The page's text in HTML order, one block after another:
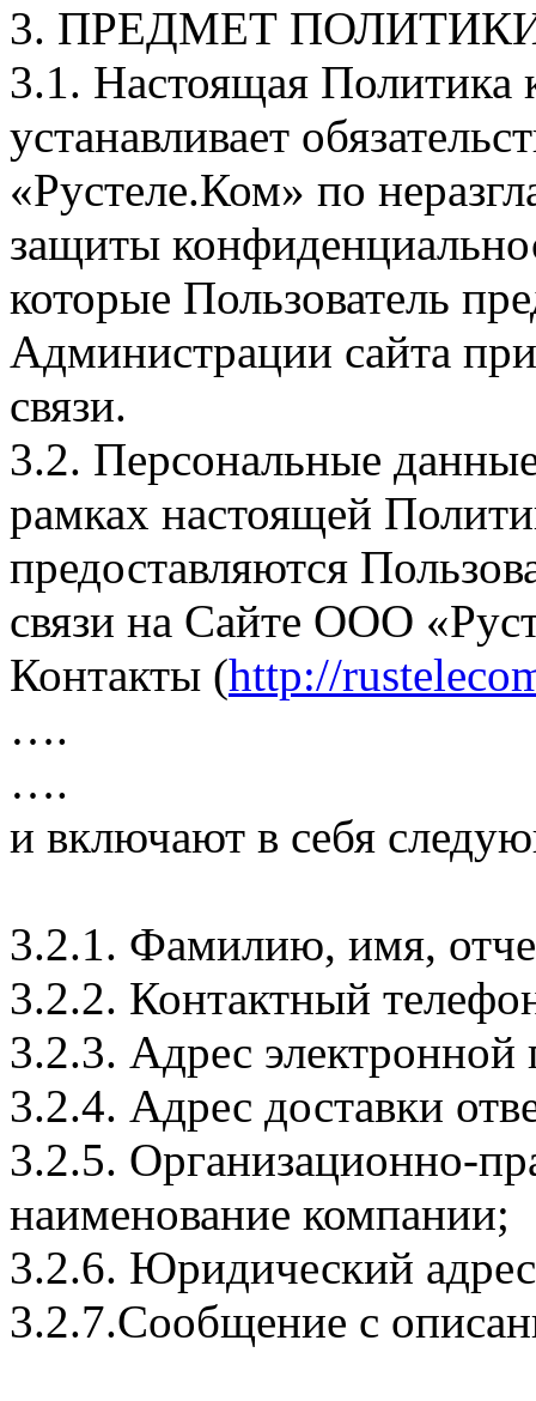
3. ПРЕДМЕТ
3.1. Настоящая Политика
устанавливает
«Рустеле.Ком» по
защиты
которые Пользователь
Администрации сайта
связи.
3.2. Персональные
рамках настоящей
предоставляются
связи на Сайте ООО
Контакты (http://
….
….
и включают в себя
3.2.1. Фамилию, имя,
3.2.2. Контактный
3.2.3. Адрес
3.2.4. Адрес доставки
3.2.5. Организационно-
наименование компании;
3.2.6. Юридический
3.2.7.Сообщение с